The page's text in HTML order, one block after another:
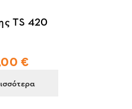
TS 420
€